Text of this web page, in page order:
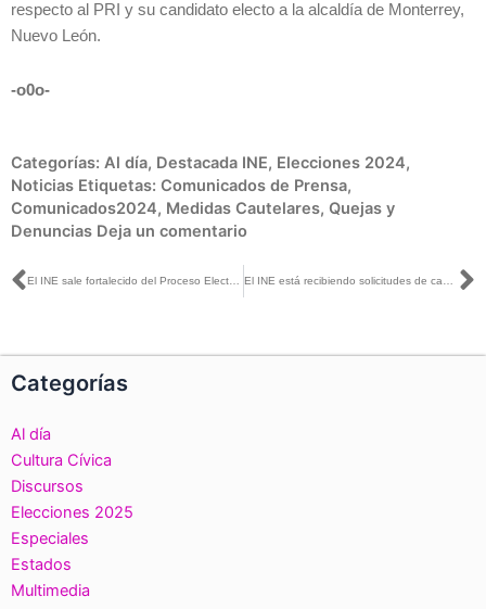
respecto al PRI y su candidato electo a la alcaldía de Monterrey,
Nuevo León.
-o0o-
Categorías: Al día, Destacada INE, Elecciones 2024,
Noticias Etiquetas: Comunicados de Prensa,
Comunicados2024, Medidas Cautelares, Quejas y
Denuncias Deja un comentario
Ant El INE sale fortalecido del Proceso Electoral Federal 2023-2024: Guadalupe Taddei con Michelle Rivera El INE está recibiendo solicitudes de candidatas y candidatos que requieren protección: Uuc-kib Espadas con Adela Micha
Categorías
Al día
Cultura Cívica
Discursos
Elecciones 2025
Especiales
Estados
Multimedia